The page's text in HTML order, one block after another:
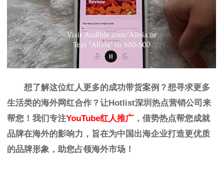
想了解这位红人更多的成功带货案例？想寻求更多
生活类的海外网红合作？让Hotlist深圳 热点营销公司 来
帮您！我们专注YouTube红人推广 ，借势热点帮您成就
品牌在海外的影响力，旨在为中国出海企业打造更优质
的品牌形象，助您占领海外市场！